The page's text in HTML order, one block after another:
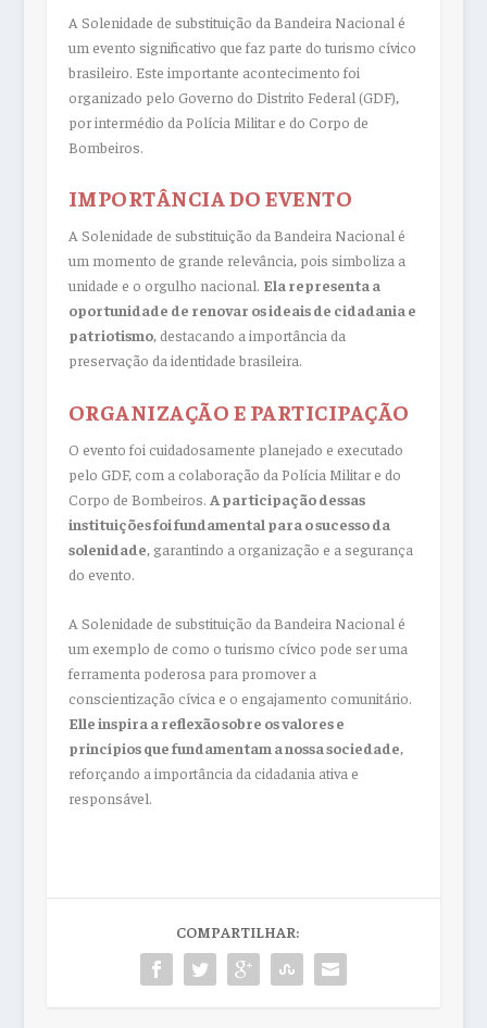
A Solenidade de substituição da Bandeira Nacional é
um evento significativo que faz parte do turismo cívico
brasileiro. Este importante acontecimento foi
organizado pelo Governo do Distrito Federal (GDF),
por intermédio da Polícia Militar e do Corpo de
Bombeiros.
IMPORTÂNCIA DO EVENTO
A Solenidade de substituição da Bandeira Nacional é
um momento de grande relevância, pois simboliza a
unidade e o orgulho nacional. Ela representa a
oportunidade de renovar os ideais de cidadania e
patriotismo, destacando a importância da
preservação da identidade brasileira.
ORGANIZAÇÃO E PARTICIPAÇÃO
O evento foi cuidadosamente planejado e executado
pelo GDF, com a colaboração da Polícia Militar e do
Corpo de Bombeiros. A participação dessas
instituições foi fundamental para o sucesso da
solenidade , garantindo a organização e a segurança
do evento.
A Solenidade de substituição da Bandeira Nacional é
um exemplo de como o turismo cívico pode ser uma
ferramenta poderosa para promover a
conscientização cívica e o engajamento comunitário.
Elle inspira a reflexão sobre os valores e
princípios que fundamentam a nossa sociedade,
reforçando a importância da cidadania ativa e
responsável.
COMPARTILHAR: